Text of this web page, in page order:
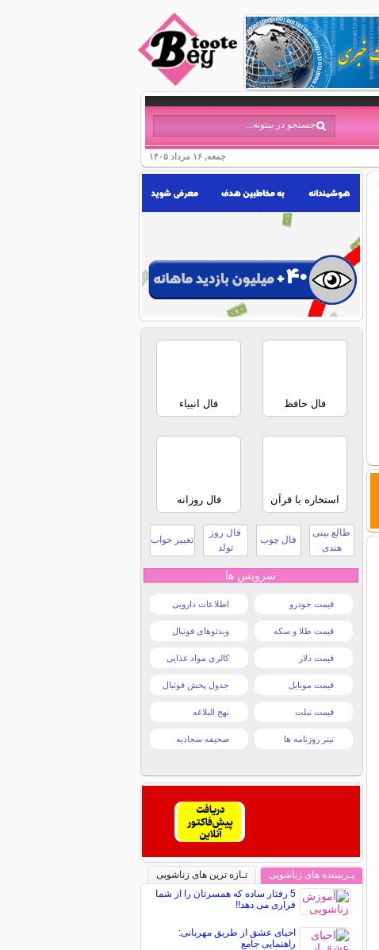
جمعه, ۱۶ مرداد ۱۴۰۵
فال حافظ فال انبیاء
استخاره با قرآن فال روزانه
طالع بینی
هندی
فال چوب
فال روز
تولد
تعبیر خواب
سرویس ها
قیمت خودرو اطلاعات دارویی
قیمت طلا و سکه ویدئوهای فوتبال
قیمت دلار کالری مواد غذایی
قیمت موبایل جدول پخش فوتبال
قیمت تبلت نهج البلاغه
تیتر روزنامه ها صحیفه سجادیه
پـربیننده های زناشویی
تـازه ترین های زناشویی
5 رفتار ساده که همسرتان را از شما
فراری می دهد!!
احیای عشق از طریق مهربانی:
راهنمایی جامع